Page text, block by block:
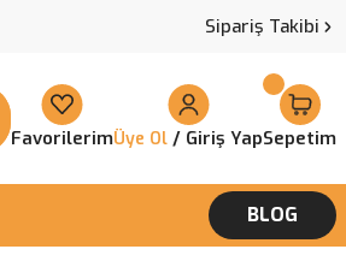
Sipariş Takibi
FavorilerimÜye Ol / Giriş YapSepetim
BLOG